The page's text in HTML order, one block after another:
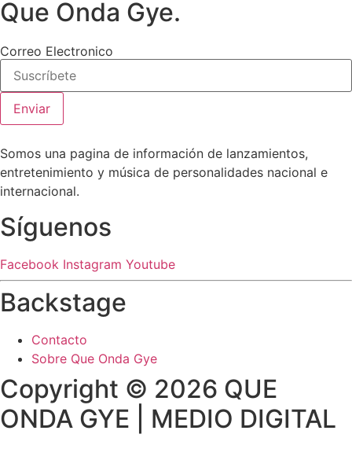
Que Onda Gye.
Correo Electronico
Enviar
Somos una pagina de información de lanzamientos,
entretenimiento y música de personalidades nacional e
internacional.
Síguenos
Facebook Instagram Youtube
Backstage
Contacto
Sobre Que Onda Gye
Copyright © 2026 QUE
ONDA GYE | MEDIO DIGITAL